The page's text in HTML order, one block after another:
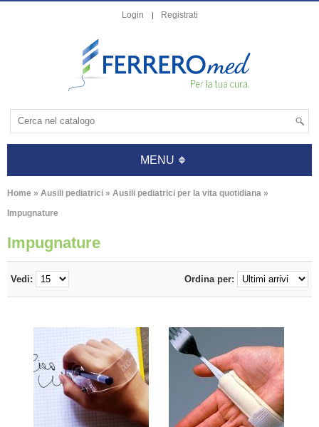
Login Registrati
MENU
Home » Ausili pediatrici » Ausili pediatrici per la vita quotidiana »
Impugnature
Impugnature
Vedi: Ordina per: